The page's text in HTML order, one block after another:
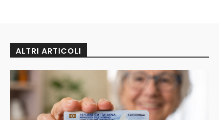
ALTRI ARTICOLI